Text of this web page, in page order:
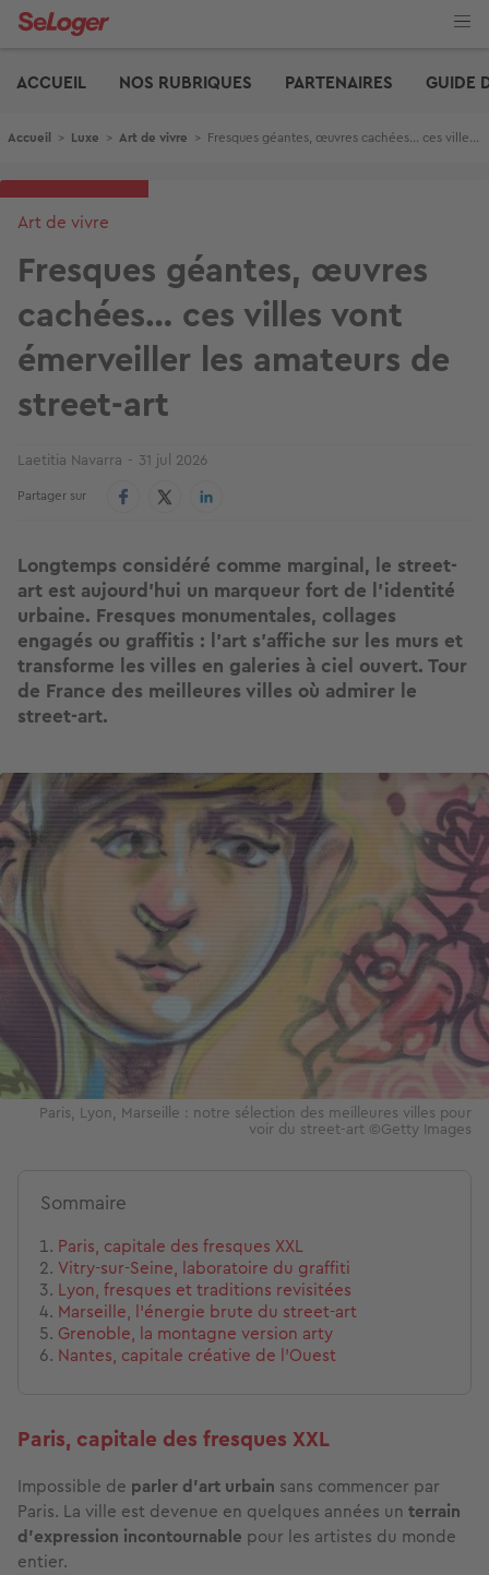
Aller
ACCUEIL
NOS RUBRIQUES PARTENAIRES GUIDE
Fil d'Ariane
Accueil > Luxe > Art de vivre > Fresques géantes, œuvres cachées… ces villes vont émerveiller les amateurs de street-art
Art de vivre
Fresques géantes, œuvres
cachées… ces villes vont
émerveiller les amateurs de
street-art
Laetitia Navarra 31 jul 2026
Partager sur
Longtemps considéré comme marginal, le street-
art est aujourd’hui un marqueur fort de l’identité
urbaine. Fresques monumentales, collages
engagés ou graffitis : l’art s’affiche sur les murs et
transforme les villes en galeries à ciel ouvert. Tour
de France des meilleures villes où admirer le
street-art.
Image
Paris, Lyon, Marseille : notre sélection des meilleures villes pour
voir du street-art ©Getty Images
Sommaire
Paris, capitale des fresques XXL
Vitry-sur-Seine, laboratoire du graffiti
Lyon, fresques et traditions revisitées
Marseille, l’énergie brute du street-art
Grenoble, la montagne version arty
Nantes, capitale créative de l’Ouest
Paris, capitale des fresques XXL
Impossible de parler d’art urbain sans commencer par
Paris. La ville est devenue en quelques années un terrain
d’expression incontournable pour les artistes du monde
entier.